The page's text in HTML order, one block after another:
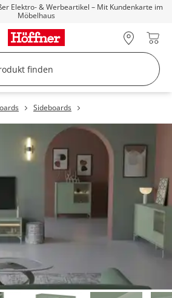
Elektro- & Werbeartikel – Mit Kundenkarte im
Möbelhaus
Sideboards